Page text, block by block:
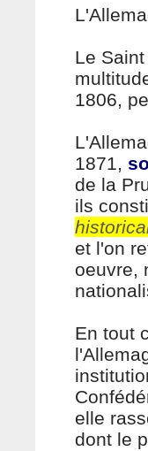
Le
1806,
1871,
de la
ils
et l'on
oeuvre,
En tout
elle
dont le